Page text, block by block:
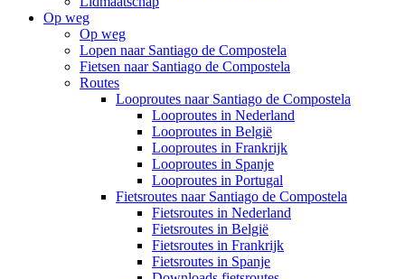
Op weg
Op weg
Lopen naar Santiago de Compostela
Fietsen naar Santiago de Compostela
Routes
Looproutes naar Santiago de Compostela
Looproutes in Nederland
Looproutes in België
Looproutes in Frankrijk
Looproutes in Spanje
Looproutes in Portugal
Fietsroutes naar Santiago de Compostela
Fietsroutes in Nederland
Fietsroutes in België
Fietsroutes in Frankrijk
Fietsroutes in Spanje